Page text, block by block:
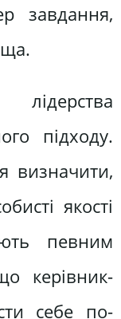
завдання,
підходу.
визначити,
якості
певним
керівник-
себе по-